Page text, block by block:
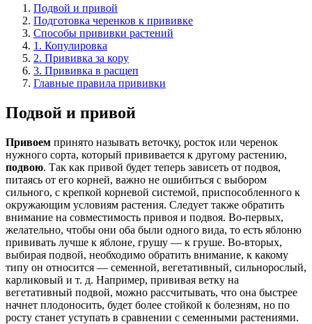
Подвой и привой
Подготовка черенков к прививке
Способы прививки растений
1. Копулировка
2. Прививка за кору
3. Прививка в расщеп
Главные правила прививки
Подвой и привой
Привоем принято называть веточку, росток или черенок
нужного сорта, который прививается к другому растению,
подвою. Так как привой будет теперь зависеть от подвоя,
питаясь от его корней, важно не ошибиться с выбором
сильного, с крепкой корневой системой, приспособленного к
окружающим условиям растения. Следует также обратить
внимание на совместимость привоя и подвоя. Во-первых,
желательно, чтобы они оба были одного вида, то есть яблоню
прививать лучше к яблоне, грушу — к груше. Во-вторых,
выбирая подвой, необходимо обратить внимание, к какому
типу он относится — семенной, вегетативный, сильнорослый,
карликовый и т. д. Например, прививая ветку на
вегетативный подвой, можно рассчитывать, что она быстрее
начнет плодоносить, будет более стойкой к болезням, но по
росту станет уступать в сравнении с семенными растениями.